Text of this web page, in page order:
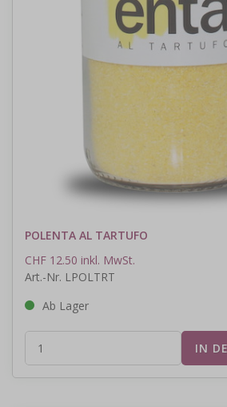
POLENTA AL TARTUFO
CHF 12.50 inkl. MwSt.
Art.-Nr. LPOLTRT
Ab Lager